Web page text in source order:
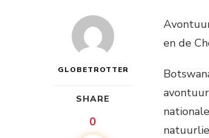
GLOBETROTTER
SHARE
0
en de